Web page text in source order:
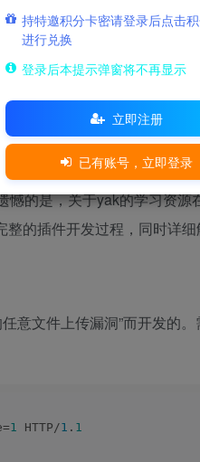
对某些情况束手无策。我
此，我深入研究了yakit的
的是，关于yak的学习资
的插件开发过程，同时详细
意文件上传漏洞”而开发的
1 HTTP/1 . 1
持特邀积分卡密请登录后点击
进行兑换
登录后本提示弹窗将不再显示
立即注册
已有账号，立即登录